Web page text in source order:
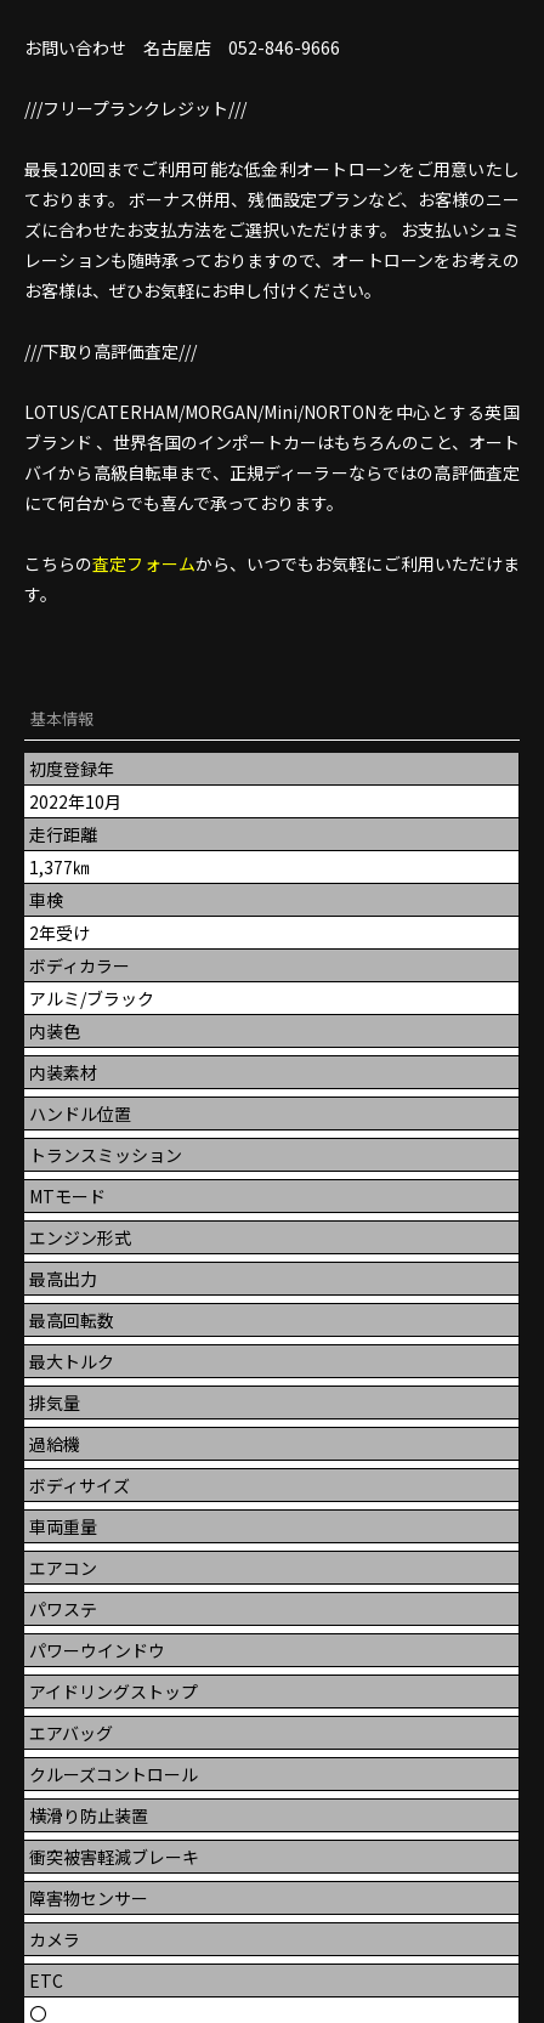
お問い合わせ 名古屋店 052-846-9666
///フリープランクレジット///
最長120回までご利用可能な低金利オートローンをご用意いたし
ております。 ボーナス併用、残価設定プランなど、お客様のニー
ズに合わせたお支払方法をご選択いただけます。 お支払いシュミ
レーションも随時承っておりますので、オートローンをお考えの
お客様は、ぜひお気軽にお申し付けください。
///下取り高評価査定///
LOTUS/CATERHAM/MORGAN/Mini/NORTONを中心とする英国
ブランド 、世界各国のインポートカーはもちろんのこと、オート
バイから高級自転車まで、正規ディーラーならではの高評価査定
にて何台からでも喜んで承っております。
こちらの査定フォームから、いつでもお気軽にご利用いただけま
す。
基本情報
初度登録年
2022年10月
走行距離
1,377㎞
車検
2年受け
ボディカラー
アルミ/ブラック
内装色
内装素材
ハンドル位置
トランスミッション
MTモード
エンジン形式
最高出力
最高回転数
最大トルク
排気量
過給機
ボディサイズ
車両重量
エアコン
パワステ
パワーウインドウ
アイドリングストップ
エアバッグ
クルーズコントロール
横滑り防止装置
衝突被害軽減ブレーキ
障害物センサー
カメラ
ETC
〇